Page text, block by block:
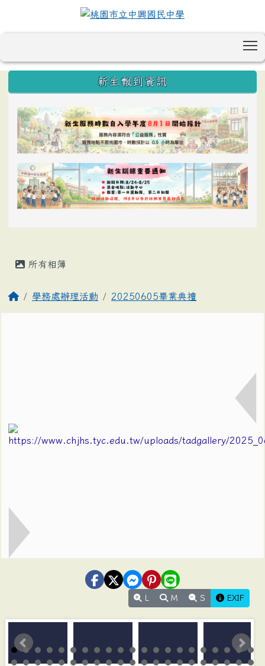
:::
新生報到資訊
所有相簿
學務處辦理活動 20250605畢業典禮
M S EXIF